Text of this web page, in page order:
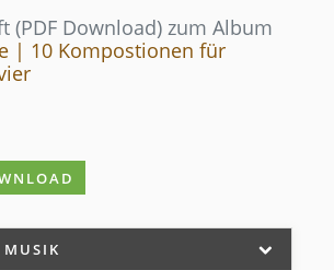
(PDF Download) zum Album
| 10 Kompostionen für
MUSIK